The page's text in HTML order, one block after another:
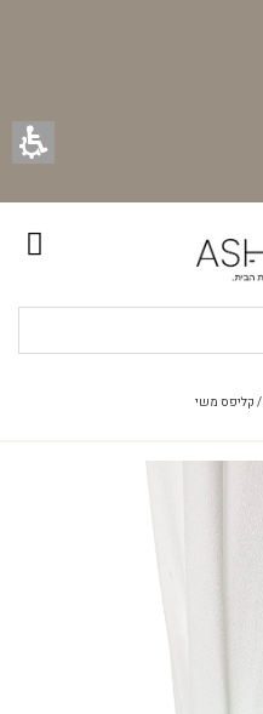
/ קליפס משי